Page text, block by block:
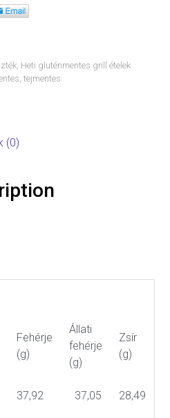
, Heti gluténmentes grill ételek
, tejmentes
(0)
Fehérje
(g)
Állati
fehérje
(g)
Zsír
(g)
37,92 37,05 28,49